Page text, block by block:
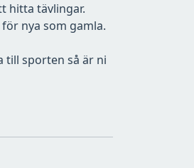
hitta tävlingar.
nya som gamla.
till sporten så är ni